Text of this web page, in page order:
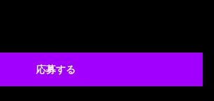
する 【首都圏エリア】契約社員（給
応募する